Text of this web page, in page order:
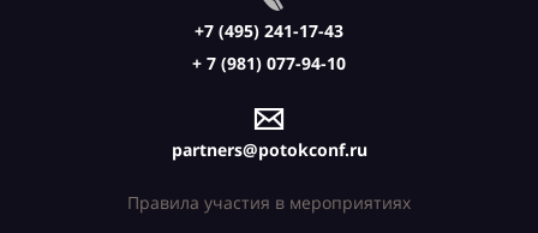
+7 (495) 241-17-43
+ 7 (981) 077-94-10
partners@potokconf.ru
Правила участия в мероприятиях